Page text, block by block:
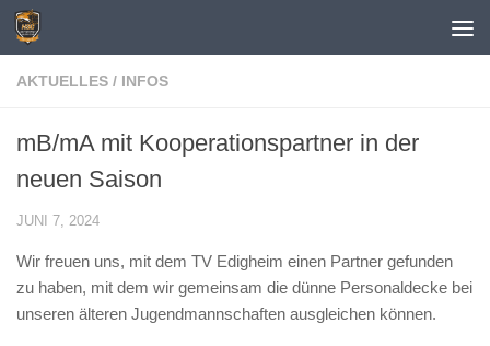
Zum Inhalt springen
AKTUELLES / INFOS
mB/mA mit Kooperationspartner in der
neuen Saison
JUNI 7, 2024
Wir freuen uns, mit dem TV Edigheim einen Partner gefunden
zu haben, mit dem wir gemeinsam die dünne Personaldecke bei
unseren älteren Jugendmannschaften ausgleichen können.